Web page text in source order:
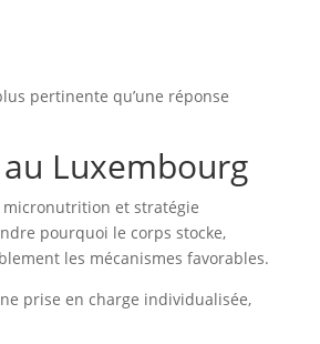
pertinente qu’une réponse
Luxembourg
et stratégie
pourquoi le corps stocke,
les mécanismes favorables.
prise en charge individualisée,